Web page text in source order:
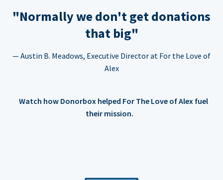
"Normally we don't get donations
that big"
— Austin B. Meadows, Executive Director at For the Love of
Alex
Watch how Donorbox helped For The Love of Alex fuel
their mission.